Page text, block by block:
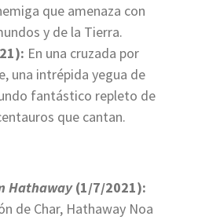
que amenaza con
y de la Tierra.
En una cruzada por
una intrépida yegua de
fantástico repleto de
que cantan.
Hathaway(1/7/2021):
de Char, Hathaway Noa